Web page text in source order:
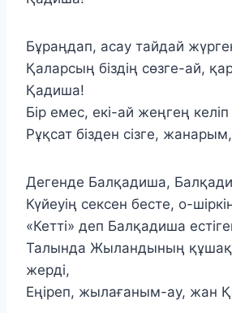
Бұраңдап, асау тайдай
Қаларсың біздің сөзге-ай,
Қадиша!
Бір емес, екі-ай жеңгең
Рұқсат бізден сізге,
Дегенде Балқадиша,
Күйеуің сексен бесте, о-
«Кетті» деп Балқадиша
Талында Жыландының
жерді,
Еңіреп, жылағаным-ау, жан